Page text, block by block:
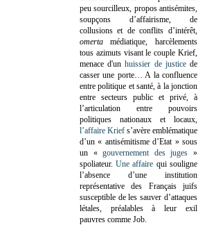
peu sourcilleux, propos antisémites,
soupçons d’affairisme, de
collusions et de conflits d’intérêt,
omertamédiatique, harcèlements
tous azimuts visant le couple Krief,
menace d'unhuissier de justicede
casser une porte… A la confluence
entre politique et santé, à la jonction
entre secteurs public et privé, à
l’articulation entre pouvoirs
politiques nationaux et locaux,
l’affaire Krief s’avère emblématique
d’un « antisémitisme d’Etat » sous
un «gouvernement des juges »
spoliateur.Une affaire qui souligne
l’absence d’une institution
représentative des Français juifs
susceptible de les sauver d’attaques
létales, préalables à leur exil
pauvres comme Job.